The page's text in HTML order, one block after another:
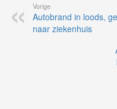
Vorige
Autobrand in loods,
naar ziekenhuis